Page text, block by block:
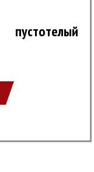
пустотелый